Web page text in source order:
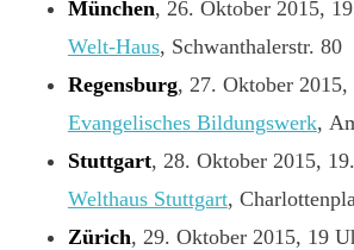
München, 26. Oktober 2015,
Welt-Haus, Schwanthalerstr. 80
Regensburg, 27. Oktober 2015,
Evangelisches Bildungswerk,
Stuttgart, 28. Oktober 2015,
Welthaus Stuttgart,
Zürich, 29. Oktober 2015, 19